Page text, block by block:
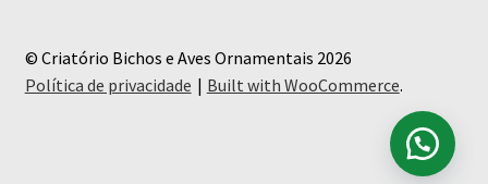
© Criatório Bichos e Aves Ornamentais 2026
Política de privacidade
Built with WooCommerce.